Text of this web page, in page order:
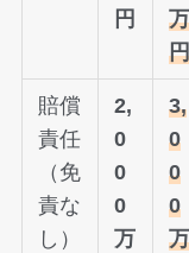
円
万
円
賠償
責任
（免
責な
し）
2,
0
0
0
万
3,
0
0
0
万